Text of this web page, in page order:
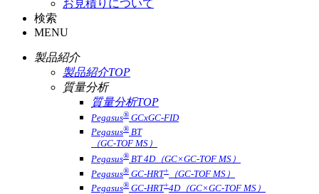
お見積りについて
検索
MENU
製品紹介
製品紹介TOP
質量分析
質量分析TOP
Pegasus® GCxGC-FID
Pegasus® BT
（GC-TOF MS）
Pegasus® BT 4D（GC×GC-TOF MS）
Pegasus® GC-HRT+
（GC-TOF MS）
Pegasus® GC-HRT+4D（GC×GC-TOF MS）